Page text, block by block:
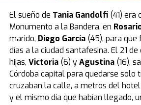
La tatuadora fue grabada
mientras compraba el
supermercado
Según reveló el medio Metrópoles,
la tatuadora compró el veneno con
matado a su bebé quedó registrado
El sueño de Tania Gandolfi(41) era
Monumento a la Bandera, en
marido, Diego García(45), para que
días a la ciudad santafesina. El 21 de
hijas, Victoria (6) yAgustina (16),
Córdoba capital para quedarse solo
cruzaban la calle, a metros del
y el mismo día que habían llegado,